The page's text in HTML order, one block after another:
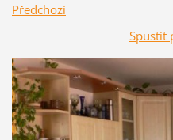
Předchozí
Spustit